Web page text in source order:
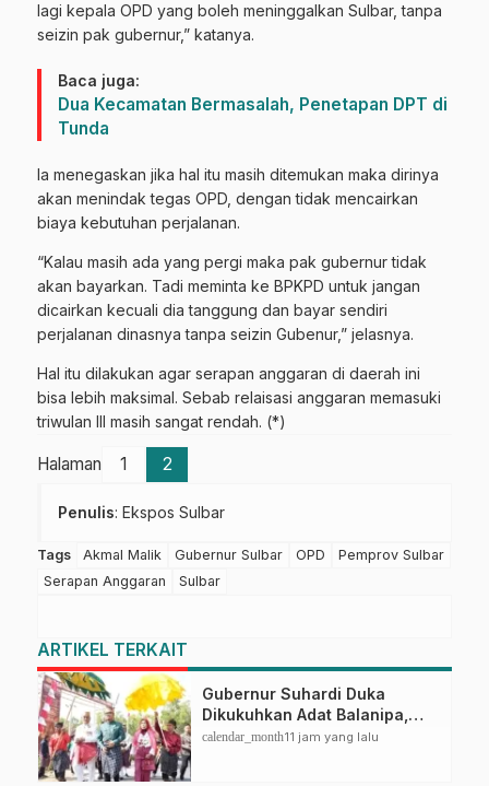
lagi kepala OPD yang boleh meninggalkan Sulbar, tanpa
seizin pak gubernur,” katanya.
Baca juga:
Dua Kecamatan Bermasalah, Penetapan DPT di
Tunda
Ia menegaskan jika hal itu masih ditemukan maka dirinya
akan menindak tegas OPD, dengan tidak mencairkan
biaya kebutuhan perjalanan.
“Kalau masih ada yang pergi maka pak gubernur tidak
akan bayarkan. Tadi meminta ke BPKPD untuk jangan
dicairkan kecuali dia tanggung dan bayar sendiri
perjalanan dinasnya tanpa seizin Gubenur,” jelasnya.
Hal itu dilakukan agar serapan anggaran di daerah ini
bisa lebih maksimal. Sebab relaisasi anggaran memasuki
triwulan III masih sangat rendah. (*)
Halaman 1 2
Penulis: Ekspos Sulbar
Tags Akmal Malik Gubernur Sulbar OPD
Pemprov Sulbar
Serapan Anggaran
Sulbar
ARTIKEL TERKAIT
Gubernur Suhardi Duka
Dikukuhkan Adat Balanipa,
Raih Gelar Sulo Tappidena
calendar_month11 jam yang lalu